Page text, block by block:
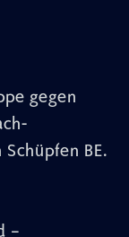
gegen
BE.
–